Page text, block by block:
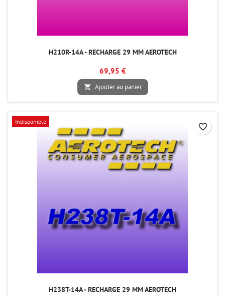
H210R-14A - RECHARGE 29 MM AEROTECH
69,95 €
 Ajouter au panier
Indisponible
H238T-14A - RECHARGE 29 MM AEROTECH
favorite_border